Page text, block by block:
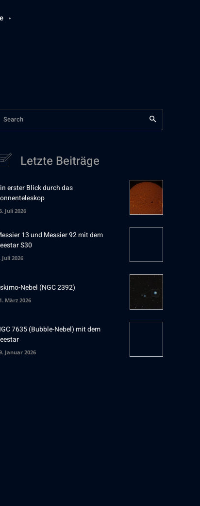
Search
Letzte Beiträge
erster Blick durch das
Juli 2026
13 und Messier 92 mit dem
S30
Juli 2026
Nebel (NGC 2392)
März 2026
7635 (Bubble-Nebel) mit dem
Januar 2026